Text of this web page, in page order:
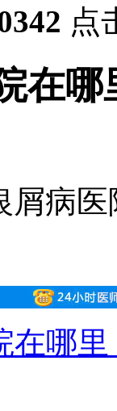
点
在
屑病医
在哪里